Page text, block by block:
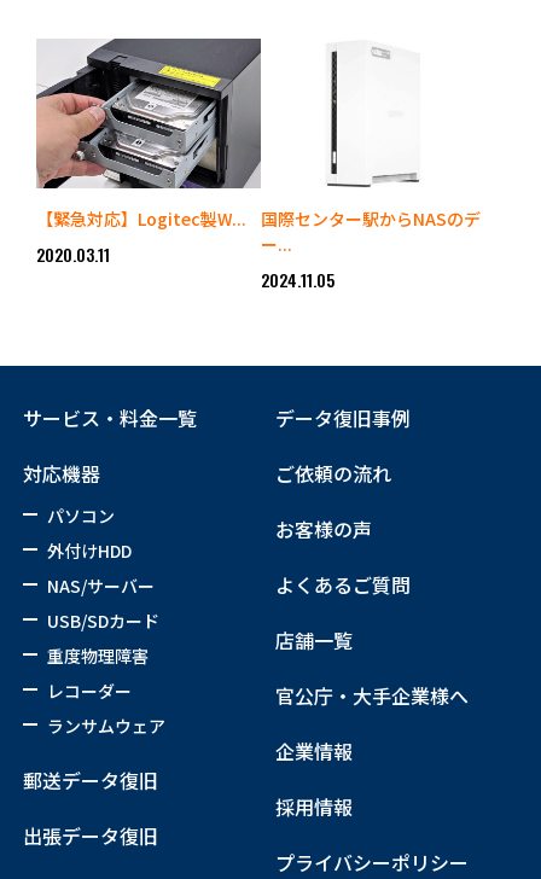
【緊急対応】Logitec製W...
2020.03.11
国際センター駅からNASのデ
ー...
2024.11.05
サービス・料金一覧
対応機器
パソコン
外付けHDD
NAS/サーバー
USB/SDカード
重度物理障害
レコーダー
ランサムウェア
郵送データ復旧
出張データ復旧
データ復旧事例
ご依頼の流れ
お客様の声
よくあるご質問
店舗一覧
官公庁・大手企業様へ
企業情報
採用情報
プライバシーポリシー